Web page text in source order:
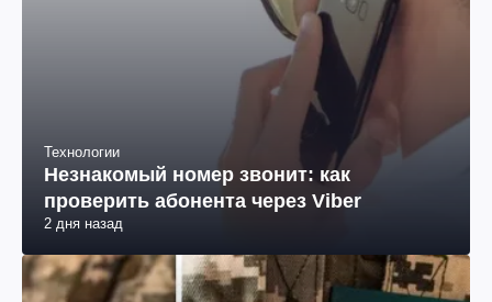
Технологии
Незнакомый номер звонит: как
проверить абонента через Viber
2 дня назад